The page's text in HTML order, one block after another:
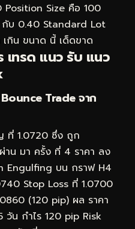
Position Size คือ 100
บ 0.40 Standard Lot
กิน ขนาด นี้ เด็ดขาด
ทรด แนว รับ แนว
Trade จาก
ที่ 1.0720 ซึ่ง ถูก
าน มา ครั้ง ที่ 4 ราคา ลง
Engulfing บน กราฟ H4
Stop Loss ที่ 1.0700
(120 pip) ผล ราคา
วัน กำไร 120 pip Risk